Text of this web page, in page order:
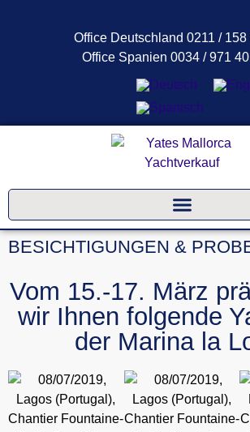
Office Deutschland 0211 / 158
Office Spanien 0034 / 971
BESICHTIGUNGEN &
Vom 15.-17. März
wir Ihnen folgende
der Marina la